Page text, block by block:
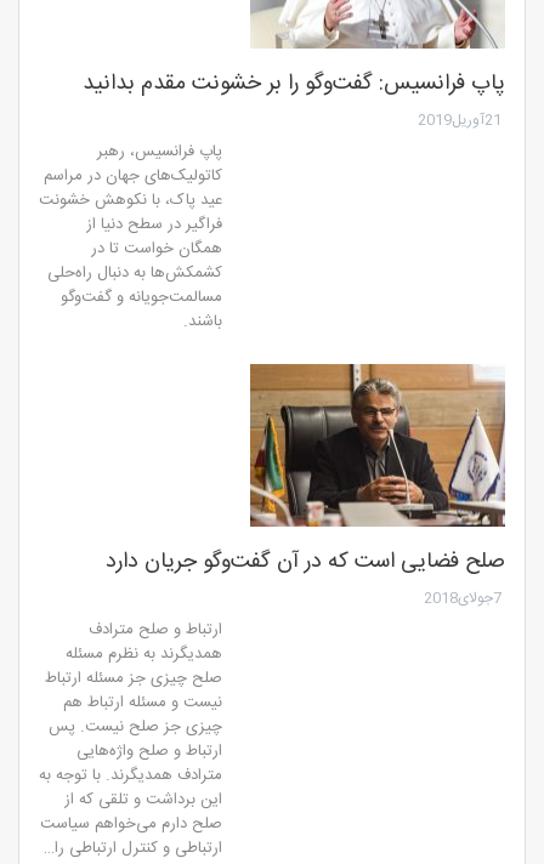
پاپ فرانسیس: گفت‌وگو را بر خشونت مقدم بدانید
21آوریل2019
پاپ فرانسیس، رهبر
کاتولیک‌های جهان در مراسم
عید پاک، با نکوهش خشونت
فراگیر در سطح دنیا از
همگان خواست تا در
کشمکش‌ها به دنبال راه‌حلی
مسالمت‌جویانه و گفت‌وگو
باشند.
صلح فضایی است که در آن گفت‌وگو جریان دارد
7جولای2018
ارتباط و صلح مترادف
همدیگرند به نظرم مسئله
صلح چیزی جز مسئله ارتباط
نیست و مسئله ارتباط هم
چیزی جز صلح نیست. پس
ارتباط و صلح واژه‌هایی
مترادف همدیگرند. با توجه به
این برداشت و تلقی که از
صلح دارم می‌خواهم سیاست
ارتباطی و کنترل ارتباطی را…